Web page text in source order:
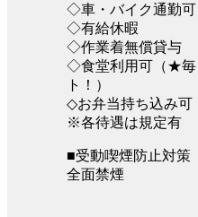
◇車・バイク通勤可
◇有給休暇
◇作業着無償貸与
◇食堂利用可（★毎
ト！）
◇お弁当持ち込み可
※各待遇は規定有
■受動喫煙防止対策
全面禁煙